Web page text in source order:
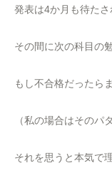
発表は4か月も待たさ
その間に次の科目の
もし不合格だったら
（私の場合はそのパ
それを思うと本気で